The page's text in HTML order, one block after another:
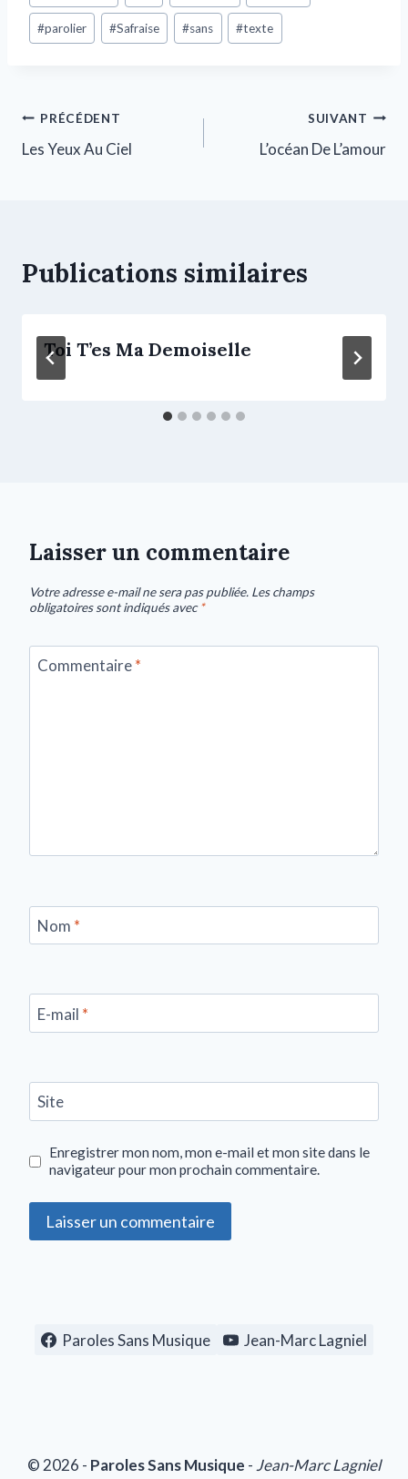
#parolier #Safraise #sans #texte
PRÉCÉDENT
Les Yeux Au Ciel
SUIVANT
L’océan De L’amour
Publications similaires
Toi T’es Ma Demoiselle
Laisser un commentaire
Votre adresse e-mail ne sera pas publiée. Les champs
obligatoires sont indiqués avec*
Commentaire*
Nom *
E-mail *
Site
Enregistrer mon nom, mon e-mail et mon site dans le
navigateur pour mon prochain commentaire.
Paroles Sans Musique Jean-Marc Lagniel
© 2026 - Paroles Sans Musique -Jean-Marc Lagniel